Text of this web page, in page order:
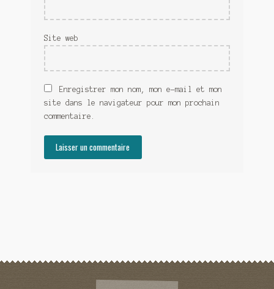
Site web
Enregistrer mon nom, mon e-mail et mon
site dans le navigateur pour mon prochain
commentaire.